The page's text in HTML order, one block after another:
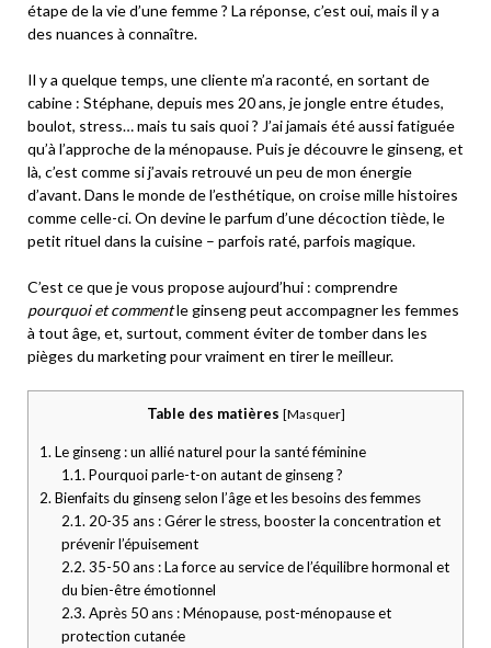
étape de la vie d’une femme ? La réponse, c’est oui, mais il y a
des nuances à connaître.
Il y a quelque temps, une cliente m’a raconté, en sortant de
cabine : Stéphane, depuis mes 20 ans, je jongle entre études,
boulot, stress… mais tu sais quoi ? J’ai jamais été aussi fatiguée
qu’à l’approche de la ménopause. Puis je découvre le ginseng, et
là, c’est comme si j’avais retrouvé un peu de mon énergie
d’avant.Dans le monde de l’esthétique, on croise mille histoires
comme celle-ci. On devine le parfum d’une décoction tiède, le
petit rituel dans la cuisine – parfois raté, parfois magique.
C’est ce que je vous propose aujourd’hui : comprendre
pourquoi et commentle ginseng peut accompagner les femmes
à tout âge, et, surtout, comment éviter de tomber dans les
pièges du marketing pour vraiment en tirer le meilleur.
Table des matières [Masquer]
1. Le ginseng : un allié naturel pour la santé féminine
1.1. Pourquoi parle-t-on autant de ginseng ?
2. Bienfaits du ginseng selon l’âge et les besoins des femmes
2.1. 20-35 ans : Gérer le stress, booster la concentration et
prévenir l’épuisement
2.2. 35-50 ans : La force au service de l’équilibre hormonal et
du bien-être émotionnel
2.3. Après 50 ans : Ménopause, post-ménopause et
protection cutanée